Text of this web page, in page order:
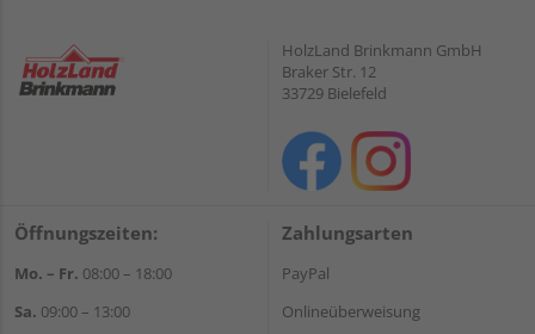
HolzLand Brinkmann GmbH
Braker Str. 12
33729 Bielefeld
Öffnungszeiten:
Mo. – Fr. 08:00 – 18:00
Sa. 09:00 – 13:00
Zahlungsarten
PayPal
Onlineüberweisung